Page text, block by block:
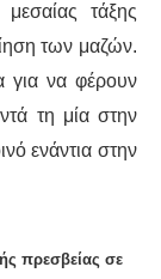
τάξης
των μαζών.
για να φέρουν
τη μία στην
ενάντια στην
πρεσβείας σε